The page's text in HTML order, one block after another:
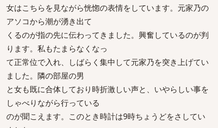
女はこちらを見ながら恍惚の表情をしています。元家乃の
アソコから潮が湧き出て
くるのが指の先に伝わってきました。興奮しているのが判
ります。私もたまらなくなっ
て正常位で入れ、しばらく集中して元家乃を突き上げてい
ました。隣の部屋の男
と女も既に合体しており時折激しい声と、いやらしい事を
しゃべりながら行っている
のが聞こえます。このとき時計は9時ちょうどをさしてい